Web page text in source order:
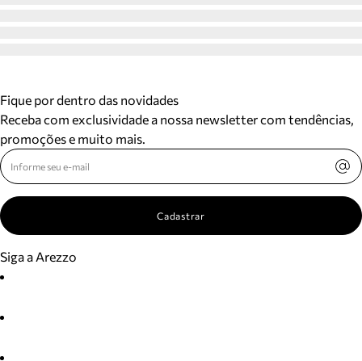
Fique por dentro das novidades
Receba com exclusividade a nossa newsletter com tendências,
promoções e muito mais.
Cadastrar
Siga a Arezzo